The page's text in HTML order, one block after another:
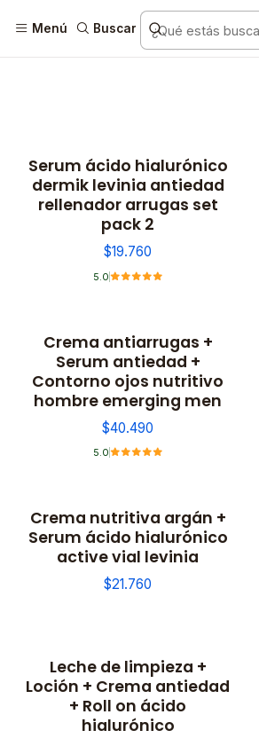
Menú Buscar
No disponible
Serum ácido hialurónico
dermik levinia antiedad
rellenador arrugas set
pack 2
$19.760
5.0
Crema antiarrugas +
Serum antiedad +
Contorno ojos nutritivo
hombre emerging men
$40.490
5.0
No disponible
Crema nutritiva argán +
Serum ácido hialurónico
active vial levinia
$21.760
-20% OFF
Leche de limpieza +
Loción + Crema antiedad
+ Roll on ácido
hialurónico